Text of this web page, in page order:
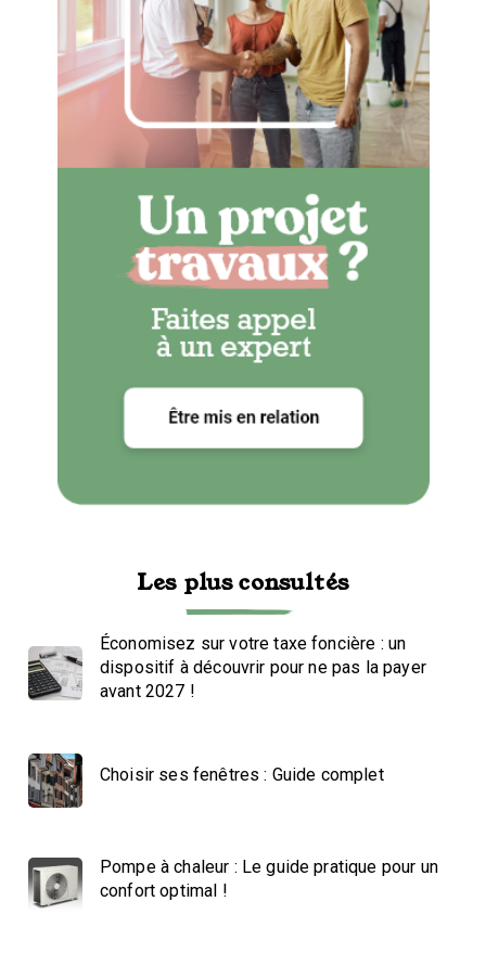
Les plus consultés
Économisez sur votre taxe foncière : un
dispositif à découvrir pour ne pas la payer
avant 2027 !
Choisir ses fenêtres : Guide complet
Pompe à chaleur : Le guide pratique pour un
confort optimal !